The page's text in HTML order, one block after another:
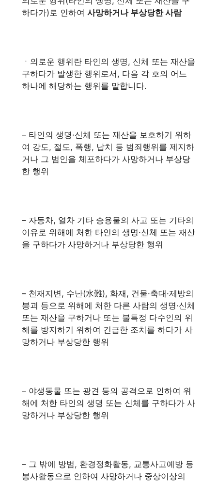
하다가)로 인하여 사망하거나 부상당한 사람
ㆍ의로운 행위란 타인의 생명, 신체 또는 재산을
구하다가 발생한 행위로서, 다음 각 호의 어느
하나에 해당하는 행위를 말합니다.
– 타인의 생명·신체 또는 재산을 보호하기 위하
여 강도, 절도, 폭행, 납치 등 범죄행위를 제지하
거나 그 범인을 체포하다가 사망하거나 부상당
한 행위
– 자동차, 열차 기타 승용물의 사고 또는 기타의
이유로 위해에 처한 타인의 생명·신체 또는 재산
을 구하다가 사망하거나 부상당한 행위
– 천재지변, 수난(水難), 화재, 건물·축대·제방의
붕괴 등으로 위해에 처한 다른 사람의 생명·신체
또는 재산을 구하거나 또는 불특정 다수인의 위
해를 방지하기 위하여 긴급한 조치를 하다가 사
망하거나 부상당한 행위
– 야생동물 또는 광견 등의 공격으로 인하여 위
해에 처한 타인의 생명 또는 신체를 구하다가 사
망하거나 부상당한 행위
– 그 밖에 방범, 환경정화활동, 교통사고예방 등
봉사활동으로 인하여 사망하거나 중상이상의